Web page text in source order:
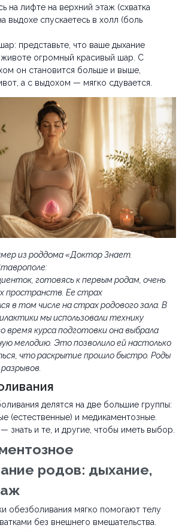
на лифте на верхний этаж (схватка
выдохе спускаетесь в холл (боль
представьте, что ваше дыхание
животе огромный красивый шар. С
он становится больше и выше,
а с выдохом — мягко сдувается.
из роддома «Доктор Знает.
готовясь к первым родам, очень
пространств. Ее страх
в том числе на страх родового зала. В
мы использовали технику
время курса подготовки она выбрала
мелодию. Это позволило ей настолько
что раскрытие прошло быстро. Роды
делятся на две большие группы:
(естественные) и медикаментозные.
знать и те, и другие, чтобы иметь выбор.
родов: дыхание,
обезболивания мягко помогают телу
без внешнего вмешательства.